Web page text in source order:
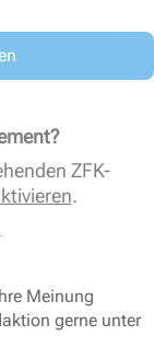
ZFK-
.
Meinung
gerne unter